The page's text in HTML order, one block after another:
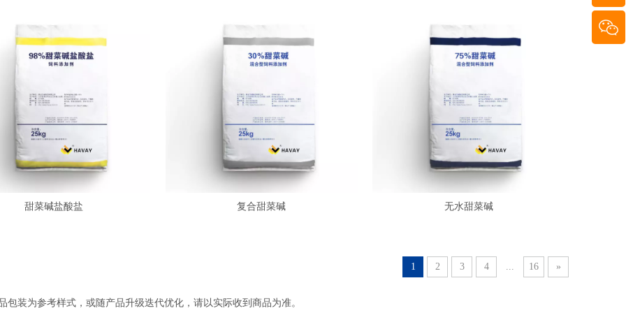
甜菜碱盐酸盐 复合甜菜碱 无水甜菜碱
1 2 3 4 16 »
包装为参考样式，或随产品升级迭代优化，请以实际收到商品为准。